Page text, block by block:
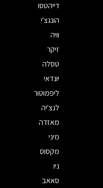
דייהטסו
הונגצ'י
וויה
זיקר
טסלה
יונדאי
ליפמוטור
לנצ'יה
מאזדה
מיני
מקסוס
ניו
סאאב